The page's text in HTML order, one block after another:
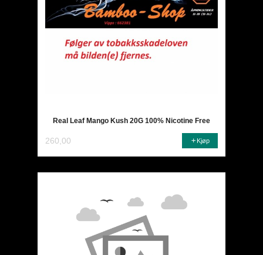
Real Leaf Mango Kush 20G 100% Nicotine Free
260,00 Kjøp